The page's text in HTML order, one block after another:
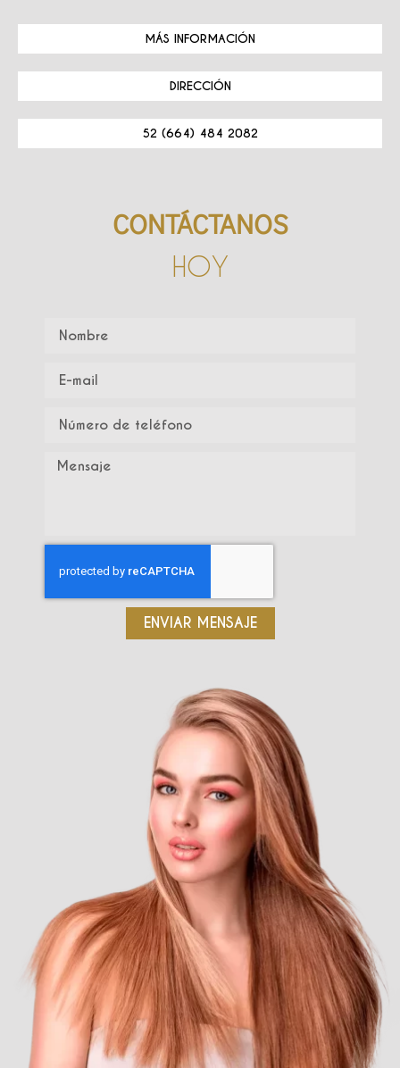
MÁS INFORMACIÓN
DIRECCIÓN
52 (664) 484 2082
CONTÁCTANOS
HOY
ENVIAR MENSAJE